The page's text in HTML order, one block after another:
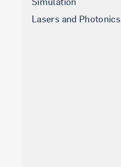
La­sers and Pho­to­nics